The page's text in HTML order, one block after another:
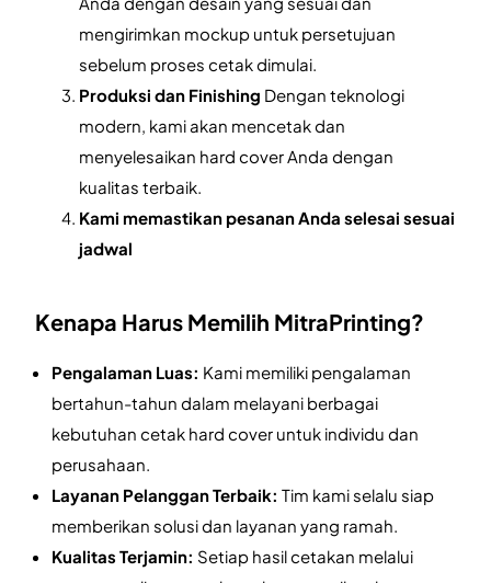
mengirimkan mockup untuk persetujuan
sebelum proses cetak dimulai.
Produksi dan Finishing Dengan teknologi
modern, kami akan mencetak dan
menyelesaikan hard cover Anda dengan
kualitas terbaik.
Kami memastikan pesanan Anda selesai sesuai
jadwal
Kenapa Harus Memilih MitraPrinting?
Pengalaman Luas: Kami memiliki pengalaman
bertahun-tahun dalam melayani berbagai
kebutuhan cetak hard cover untuk individu dan
perusahaan.
Layanan Pelanggan Terbaik: Tim kami selalu siap
memberikan solusi dan layanan yang ramah.
Kualitas Terjamin: Setiap hasil cetakan melalui